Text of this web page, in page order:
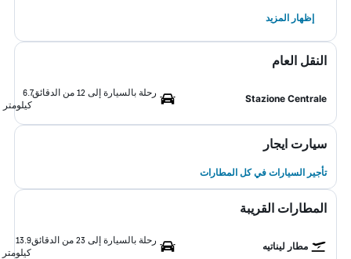
إظهار المزيد
النقل العام
Stazione Centrale
رحلة بالسيارة إلى 12 من الدقائق
6.7
كيلومتر
سيارت ايجار
تأجير السيارات في كل المطارات
المطارات القريبة
مطار ليناتيه
رحلة بالسيارة إلى 23 من الدقائق
13.9
كيلومتر